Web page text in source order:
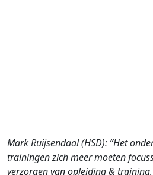
Mark Ruijsendaal (HSD): “Het
trainingen zich meer moeten
verzorgen van opleiding & training,